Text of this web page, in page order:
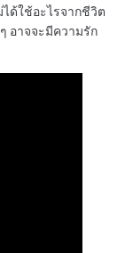
ได้ใช้อะไรจากชีวิต
อาจจะมีความรัก